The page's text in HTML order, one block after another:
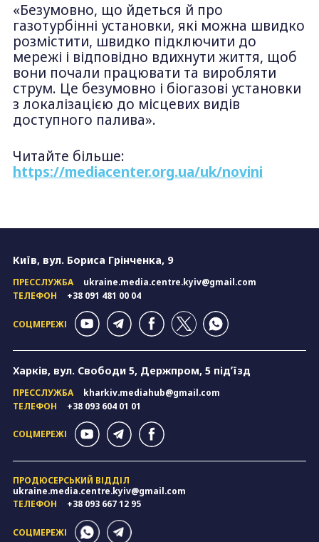
«Безумовно, що йдеться й про
газотурбінні установки, які можна швидко
розмістити, швидко підключити до
мережі і відповідно вдихнути життя, щоб
вони почали працювати та виробляти
струм. Це безумовно і біогазові установки
з локалізацією до місцевих видів
доступного палива».
Читайте більше:
https://mediacenter.org.ua/uk/novini
Київ, вул. Бориса Грінченка, 9
ПРЕССЛУЖБА
ukraine.media.centre.kyiv@gmail.com
ТЕЛЕФОН
+38 091 481 00 04
СОЦМЕРЕЖІ
Харків, вул. Свободи 5, Держпром, 5 підʼїзд
ПРЕССЛУЖБА
kharkiv.mediahub@gmail.com
ТЕЛЕФОН
+38 093 604 01 01
СОЦМЕРЕЖІ
ПРОДЮСЕРСЬКИЙ ВІДДІЛ
ukraine.media.centre.kyiv@gmail.com
ТЕЛЕФОН
+38 093 667 12 95
СОЦМЕРЕЖІ